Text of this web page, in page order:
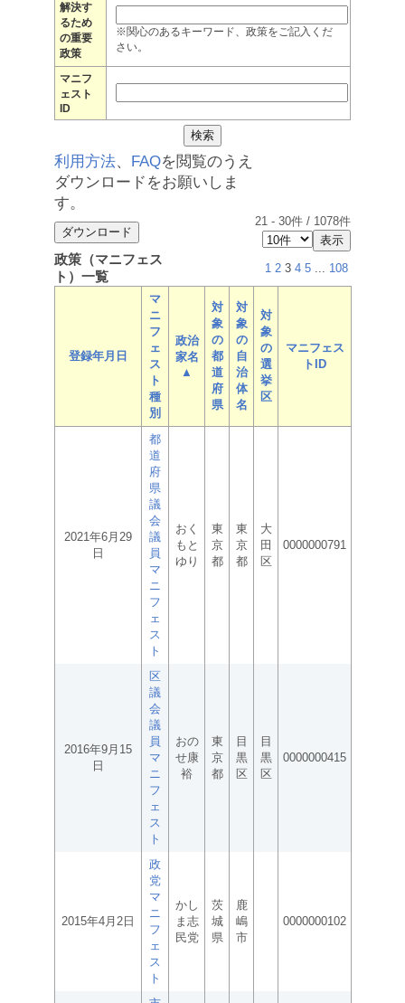
解決す
るため
の重要
政策
※関心のあるキーワード、政策をご記入くだ
さい。
マニフ
ェスト
ID
利用方法、 FAQを閲覧のうえ
ダウンロードをお願いしま
す。
21 - 30件 / 1078件
政策（マニフェス
ト）一覧
1 2 3 4 5 ... 108
登録年月日
マ
ニ
フ
ェ
ス
ト
種
別
政治
家名
▲
対
象
の
都
道
府
県
対
象
の
自
治
体
名
対
象
の
選
挙
区
マニフェス
トID
2021年6月29
日
都
道
府
県
議
会
議
員
マ
ニ
フ
ェ
ス
ト
おく
もと
ゆり
東
京
都
東
京
都
大
田
区
0000000791
2016年9月15
日
区
議
会
議
員
マ
ニ
フ
ェ
ス
ト
おの
せ康
裕
東
京
都
目
黒
区
目
黒
区
0000000415
2015年4月2日
政
党
マ
ニ
フ
ェ
ス
ト
かし
ま志
民党
茨
城
県
鹿
嶋
市
0000000102